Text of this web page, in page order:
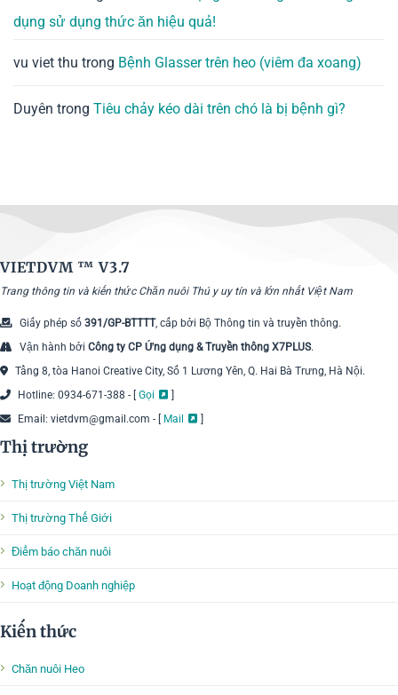
dụng sử dụng thức ăn hiệu quả!
vu viet thu trong Bệnh Glasser trên heo (viêm đa xoang)
Duyên trong Tiêu chảy kéo dài trên chó là bị bệnh gì?
VIETDVM ™V3.7
Trang thông tin và kiến thức Chăn nuôi Thú y uy tín và lớn nhất Việt Nam
Giấy phép số 391/GP-BTTTT, cấp bởi Bộ Thông tin và truyền thông.
Vận hành bởi Công ty CP Ứng dụng & Truyền thông X7PLUS.
Tầng 8, tòa Hanoi Creative City, Số 1 Lương Yên, Q. Hai Bà Trưng, Hà Nội.
Hotline: 0934-671-388 - [ Gọi
Email: vietdvm@gmail.com - [
Mail
Thị trường
Thị trường Việt Nam
Thị trường Thế Giới
Điểm báo chăn nuôi
Hoạt động Doanh nghiệp
Kiến thức
Chăn nuôi Heo